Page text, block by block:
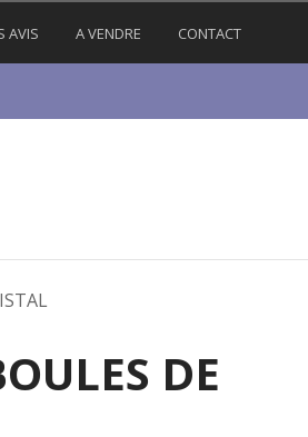
AVIS A VENDRE CONTACT
DE